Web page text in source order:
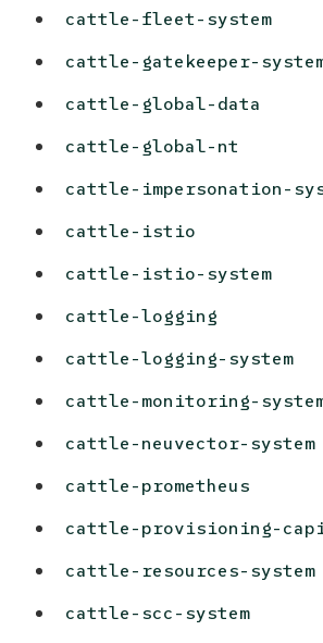
cattle-fleet-system
cattle-gatekeeper-
cattle-global-data
cattle-global-nt
cattle-impersonation-
cattle-istio
cattle-istio-system
cattle-logging
cattle-logging-system
cattle-monitoring-
cattle-neuvector-system
cattle-prometheus
cattle-provisioning-
cattle-resources-system
cattle-scc-system